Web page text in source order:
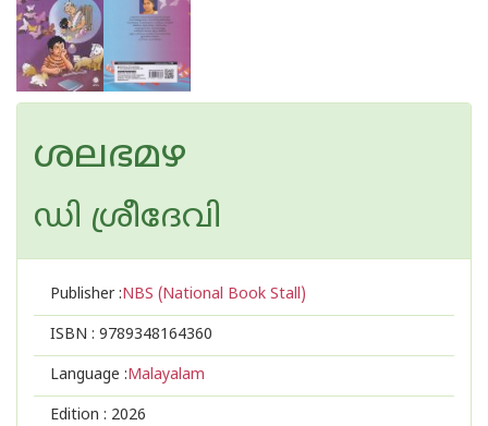
ശലഭമഴ
ഡി ശ്രീദേവി
Publisher :NBS (National Book Stall)
ISBN : 9789348164360
Language :Malayalam
Edition : 2026